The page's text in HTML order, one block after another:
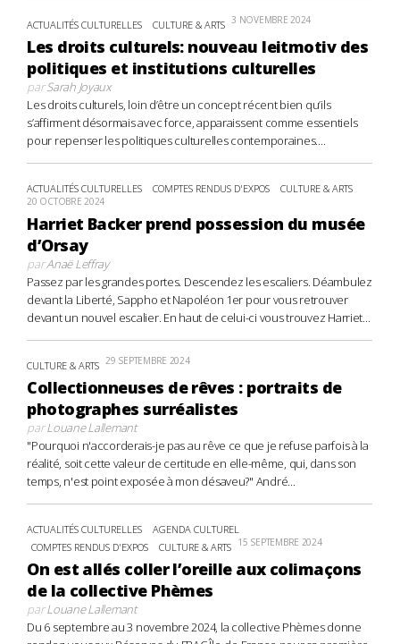
ACTUALITÉS CULTURELLES CULTURE & ARTS 3 NOVEMBRE 2024
Les droits culturels: nouveau leitmotiv des
politiques et institutions culturelles
parSarah Joyaux
Les droits culturels, loin d’être un concept récent bien qu’ils
s’affirment désormais avec force, apparaissent comme essentiels
pour repenser les politiques culturelles contemporaines....
ACTUALITÉS CULTURELLES COMPTES RENDUS D'EXPOS CULTURE & ARTS
20 OCTOBRE 2024
Harriet Backer prend possession du musée
d’Orsay
parAnaë Leffray
Passez par les grandes portes. Descendez les escaliers. Déambulez
devant la Liberté, Sappho et Napoléon 1er pour vous retrouver
devant un nouvel escalier. En haut de celui-ci vous trouvez Harriet...
CULTURE & ARTS 29 SEPTEMBRE 2024
Collectionneuses de rêves : portraits de
photographes surréalistes
parLouane Lallemant
"Pourquoi n'accorderais-je pas au rêve ce que je refuse parfois à la
réalité, soit cette valeur de certitude en elle-même, qui, dans son
temps, n'est point exposée à mon désaveu?" André...
ACTUALITÉS CULTURELLES
AGENDA CULTUREL
COMPTES RENDUS D'EXPOS
CULTURE & ARTS 15 SEPTEMBRE 2024
On est allés coller l’oreille aux colimaçons
de la collective Phèmes
parLouane Lallemant
Du 6 septembre au 3 novembre 2024, la collective Phèmes donne